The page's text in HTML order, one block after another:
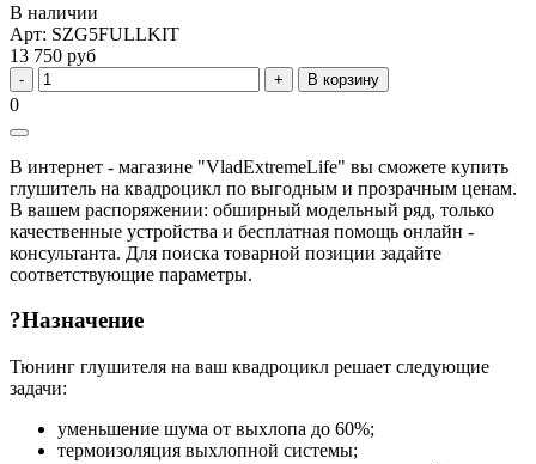
В наличии
Арт: SZG5FULLKIT
13 750 руб
В корзину
0
В интернет - магазине "VladExtremeLife" вы сможете купить
глушитель на квадроцикл по выгодным и прозрачным ценам.
В вашем распоряжении: обширный модельный ряд, только
качественные устройства и бесплатная помощь онлайн -
консультанта. Для поиска товарной позиции задайте
соответствующие параметры.
?Назначение
Тюнинг глушителя на ваш квадроцикл решает следующие
задачи:
уменьшение шума от выхлопа до 60%;
термоизоляция выхлопной системы;